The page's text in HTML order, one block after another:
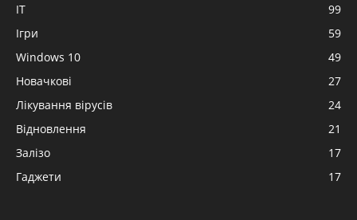
IT
99
Ігри
59
Windows 10
49
Новачкові
27
Лікування вірусів
24
Відновлення
21
Залізо
17
Гаджети
17